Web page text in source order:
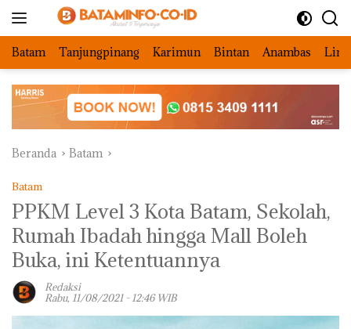
Batam Tanjungpinang Karimun Bintan Anambas
Beranda Batam
Batam
PPKM Level 3 Kota Batam, Sekolah,
Rumah Ibadah hingga Mall Boleh
Buka, ini Ketentuannya
Redaksi
Rabu, 11/08/2021 - 12:46 WIB